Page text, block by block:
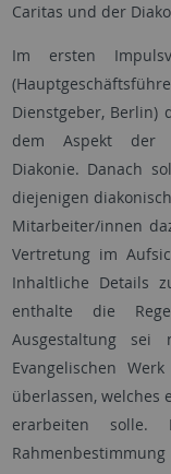
Caritas und der
Im ersten
Dienstgeber, Berlin)
dem Aspekt der
Diakonie. Danach
diejenigen
Mitarbeiter/innen
Vertretung im
Inhaltliche Details
enthalte die
Ausgestaltung
Evangelischen
überlassen, welches
erarbeiten solle.